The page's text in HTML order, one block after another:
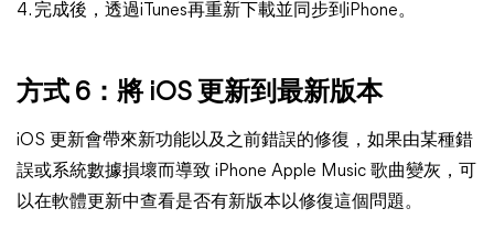
4. 完成後，透過iTunes再重新下載並同步到iPhone。
方式 6：將 iOS 更新到最新版本
iOS 更新會帶來新功能以及之前錯誤的修復，如果由某種錯
誤或系統數據損壞而導致 iPhone Apple Music 歌曲變灰，可
以在軟體更新中查看是否有新版本以修復這個問題。